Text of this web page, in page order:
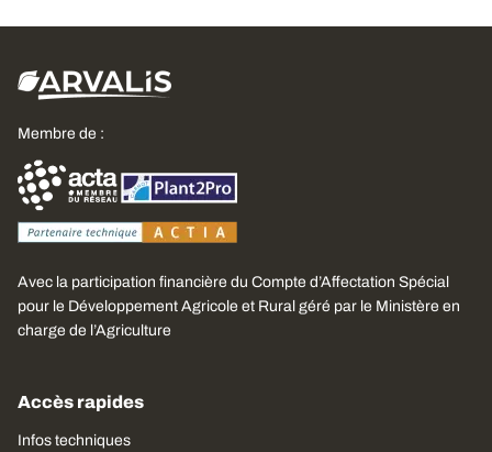
Membre de :
Avec la participation financière du Compte d’Affectation Spécial
pour le Développement Agricole et Rural géré par le Ministère en
charge de l’Agriculture
Accès rapides
Infos techniques